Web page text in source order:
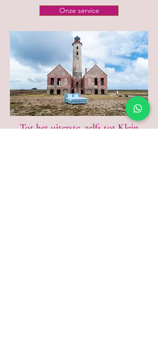
Onze service
Tot het uiterste, zelfs tot Klein